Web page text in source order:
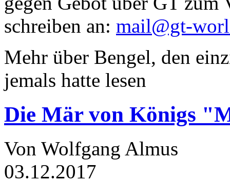
schreiben an: mail@gt-
Mehr über Bengel, den
jemals hatte lesen
Die Mär von Königs
Von Wolfgang Almus
03.12.2017